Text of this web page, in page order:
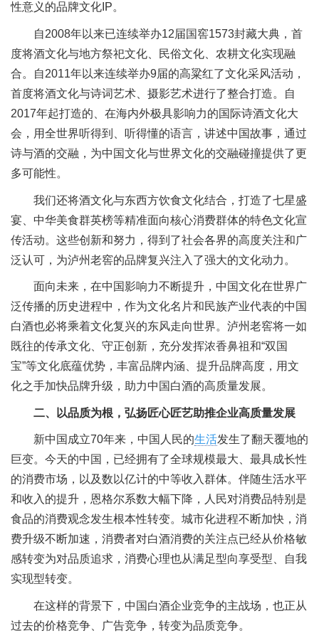
性意义的品牌文化IP。
自2008年以来已连续举办12届国窖1573封藏大典，首
度将酒文化与地方祭祀文化、民俗文化、农耕文化实现融
合。自2011年以来连续举办9届的高粱红了文化采风活动，
首度将酒文化与诗词艺术、摄影艺术进行了整合打造。自
2017年起打造的、在海内外极具影响力的国际诗酒文化大
会，用全世界听得到、听得懂的语言，讲述中国故事，通过
诗与酒的交融，为中国文化与世界文化的交融碰撞提供了更
多可能性。
我们还将酒文化与东西方饮食文化结合，打造了七星盛
宴、中华美食群英榜等精准面向核心消费群体的特色文化宣
传活动。这些创新和努力，得到了社会各界的高度关注和广
泛认可，为泸州老窖的品牌复兴注入了强大的文化动力。
面向未来，在中国影响力不断提升，中国文化在世界广
泛传播的历史进程中，作为文化名片和民族产业代表的中国
白酒也必将乘着文化复兴的东风走向世界。泸州老窖将一如
既往的传承文化、守正创新，充分发挥浓香鼻祖和“双国
宝”等文化底蕴优势，丰富品牌内涵、提升品牌高度，用文
化之手加快品牌升级，助力中国白酒的高质量发展。
二、以品质为根，弘扬匠心匠艺助推企业高质量发展
新中国成立70年来，中国人民的生活发生了翻天覆地的
巨变。今天的中国，已经拥有了全球规模最大、最具成长性
的消费市场，以及数以亿计的中等收入群体。伴随生活水平
和收入的提升，恩格尔系数大幅下降，人民对消费品特别是
食品的消费观念发生根本性转变。城市化进程不断加快，消
费升级不断加速，消费者对白酒消费的关注点已经从价格敏
感转变为对品质追求，消费心理也从满足型向享受型、自我
实现型转变。
在这样的背景下，中国白酒企业竞争的主战场，也正从
过去的价格竞争、广告竞争，转变为品质竞争。